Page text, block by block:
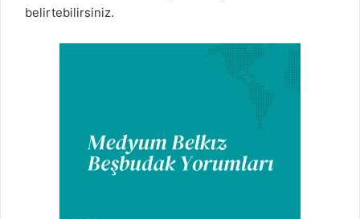
belirtebilirsiniz.